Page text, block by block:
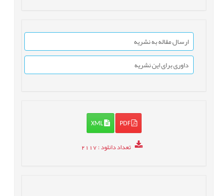
ارسال مقاله به نشریه
داوری برای این نشریه
PDF
XML
تعداد دانلود: 2117